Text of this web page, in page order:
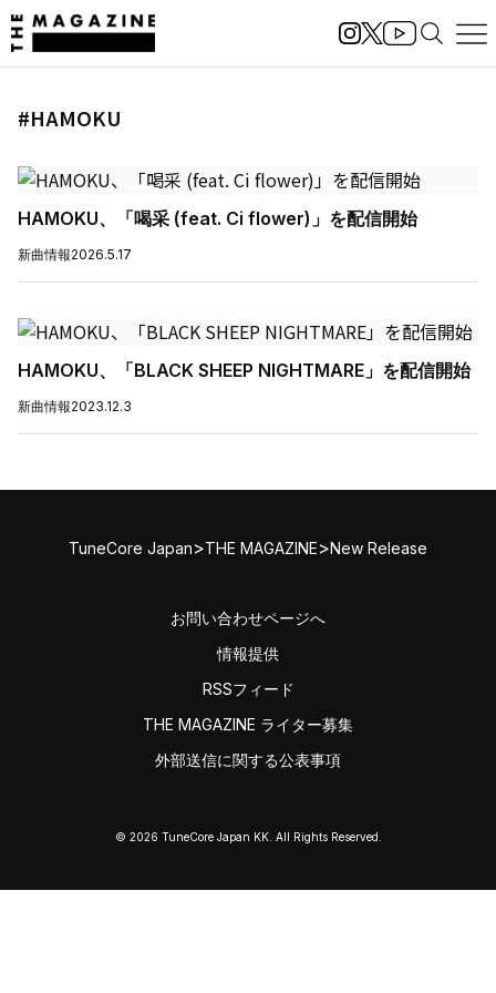
#HAMOKU
HAMOKU、「喝采 (feat. Ci flower)」を配信開始
新曲情報2026.5.17
HAMOKU、「BLACK SHEEP NIGHTMARE」を配信開始
新曲情報2023.12.3
TuneCore Japan>THE MAGAZINE>New Release
お問い合わせページへ
情報提供
RSSフィード
THE MAGAZINE ライター募集
外部送信に関する公表事項
© 2026 TuneCore Japan KK. All Rights Reserved.